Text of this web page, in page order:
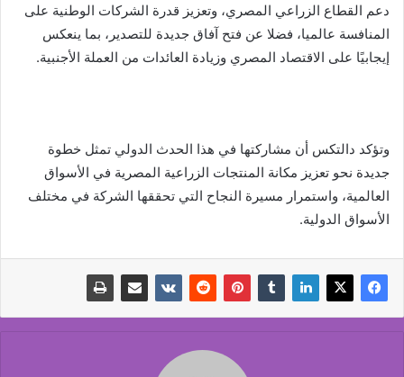
دعم القطاع الزراعي المصري، وتعزيز قدرة الشركات الوطنية على
المنافسة عالميا، فضلا عن فتح آفاق جديدة للتصدير، بما ينعكس
إيجابيًا على الاقتصاد المصري وزيادة العائدات من العملة الأجنبية.
وتؤكد دالتكس أن مشاركتها في هذا الحدث الدولي تمثل خطوة
جديدة نحو تعزيز مكانة المنتجات الزراعية المصرية في الأسواق
العالمية، واستمرار مسيرة النجاح التي تحققها الشركة في مختلف
الأسواق الدولية.